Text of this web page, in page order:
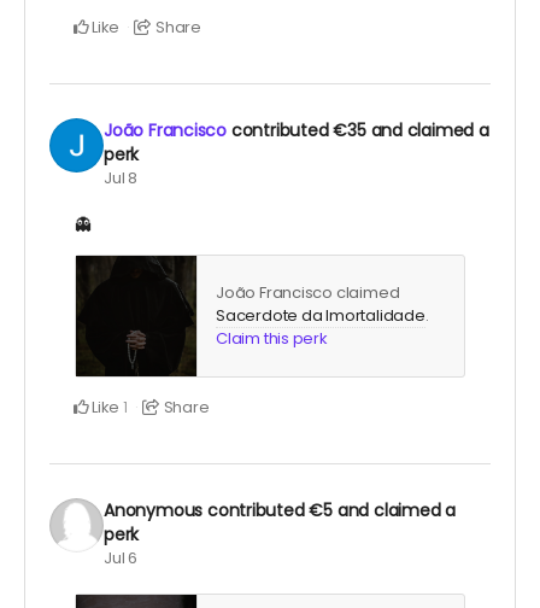
Like Share
João Francisco contributed€35and claimed a
perk
Jul 8
👻
João Francisco claimed
Sacerdote da Imortalidade.
Claim this perk
Like 1 Share
Anonymous contributed€5 and claimed a
perk
Jul 6